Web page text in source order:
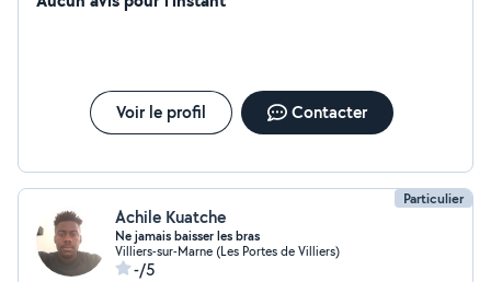
Voir le profil Contacter
Particulier
Achile Kuatche
Ne jamais baisser les bras
Villiers-sur-Marne (Les Portes de Villiers)
-/5